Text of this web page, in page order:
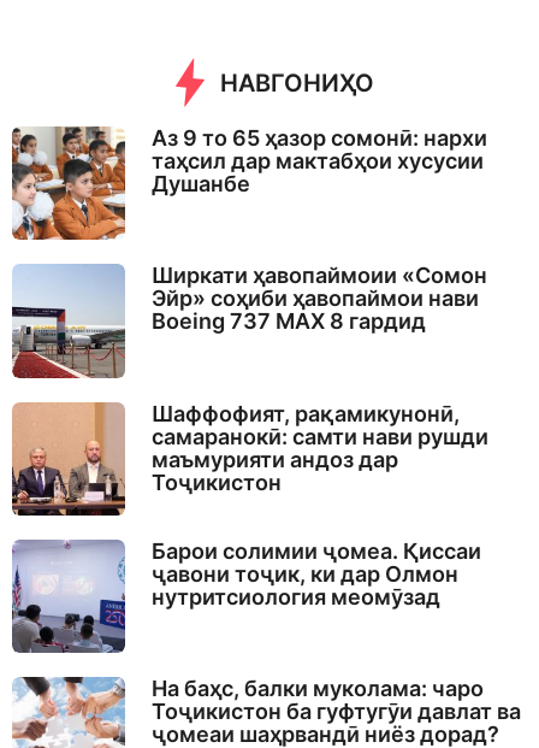
НАВГОНИҲО
Аз 9 то 65 ҳазор сомонӣ: нархи
таҳсил дар мактабҳои хусусии
Душанбе
Ширкати ҳавопаймоии «Сомон
Эйр» соҳиби ҳавопаймои нави
Boeing 737 MAX 8 гардид
Шаффофият, рақамикунонӣ,
самаранокӣ: самти нави рушди
маъмурияти андоз дар
Тоҷикистон
Барои солимии ҷомеа. Қиссаи
ҷавони тоҷик, ки дар Олмон
нутритсиология меомӯзад
На баҳс, балки муколама: чаро
Тоҷикистон ба гуфтугӯи давлат ва
ҷомеаи шаҳрвандӣ ниёз дорад?